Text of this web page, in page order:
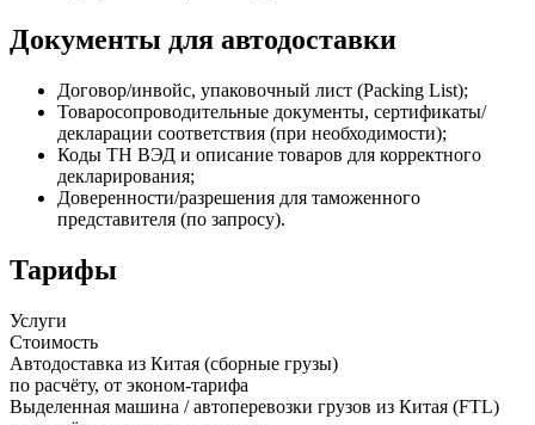
Документы для автодоставки
Договор/инвойс, упаковочный лист (Packing List);
Товаросопроводительные документы, сертификаты/
декларации соответствия (при необходимости);
Коды ТН ВЭД и описание товаров для корректного
декларирования;
Доверенности/разрешения для таможенного
представителя (по запросу).
Тарифы
Услуги
Стоимость
Автодоставка из Китая (сборные грузы)
по расчёту, от эконом-тарифа
Выделенная машина / автоперевозки грузов из Китая (FTL)